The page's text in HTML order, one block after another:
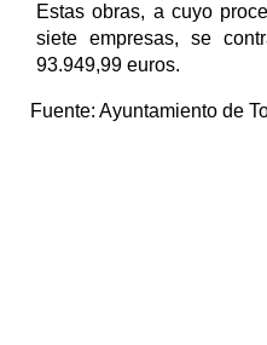
Estas obras, a cuyo
siete empresas, se
93.949,99 euros.
Fuente: Ayuntamiento de